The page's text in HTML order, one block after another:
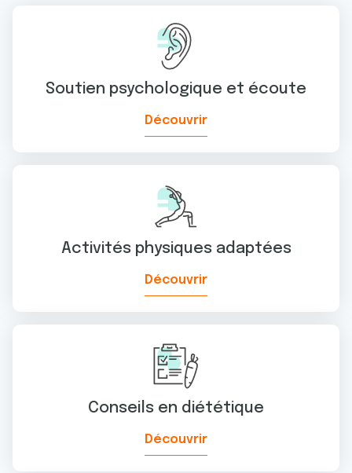
Soutien psychologique et écoute
Découvrir
Activités physiques adaptées
Découvrir
Conseils en diététique
Découvrir